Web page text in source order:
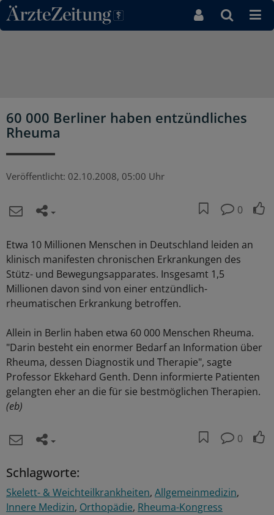
Direkt zum Inhaltsbereich
60 000 Berliner haben entzündliches
Rheuma
Veröffentlicht: 02.10.2008, 05:00 Uhr
0
Etwa 10 Millionen Menschen in Deutschland leiden an
klinisch manifesten chronischen Erkrankungen des
Stütz- und Bewegungsapparates. Insgesamt 1,5
Millionen davon sind von einer entzündlich-
rheumatischen Erkrankung betroffen.
Allein in Berlin haben etwa 60 000 Menschen Rheuma.
"Darin besteht ein enormer Bedarf an Information über
Rheuma, dessen Diagnostik und Therapie", sagte
Professor Ekkehard Genth. Denn informierte Patienten
gelangten eher an die für sie bestmöglichen Therapien.
(eb)
0
Schlagworte:
Skelett- & Weichteilkrankheiten Allgemeinmedizin
Innere Medizin Orthopädie Rheuma-Kongress